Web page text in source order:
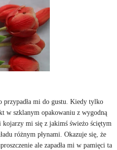
przypadła mi do gustu. Kiedy tylko
w szklanym opakowaniu z wygodną
kojarzy mi się z jakimś świeżo ściętym
różnym płynami. Okazuje się, że
ale zapadła mi w pamięci ta